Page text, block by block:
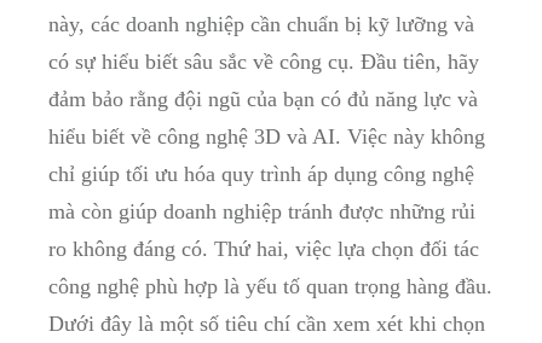
này, các doanh nghiệp cần chuẩn bị kỹ lưỡng và
có sự hiểu biết sâu sắc về công cụ. Đầu tiên, hãy
đảm bảo rằng đội ngũ của bạn có đủ năng lực và
hiểu biết về công nghệ 3D và AI. Việc này không
chỉ giúp tối ưu hóa quy trình áp dụng công nghệ
mà còn giúp doanh nghiệp tránh được những rủi
ro không đáng có. Thứ hai, việc lựa chọn đối tác
công nghệ phù hợp là yếu tố quan trọng hàng đầu.
Dưới đây là một số tiêu chí cần xem xét khi chọn